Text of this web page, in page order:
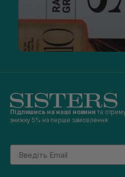
Підпишись на наші новини та
знижку 5% на перше замовлення
Email